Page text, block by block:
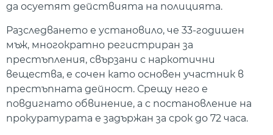
да осуетят действията на полицията.
Разследването е установило, че 33-годишен
мъж, многократно регистриран за
престъпления, свързани с наркотични
вещества, е сочен като основен участник в
престъпната дейност. Срещу него е
повдигнато обвинение, а с постановление на
прокуратурата е задържан за срок до 72 часа.